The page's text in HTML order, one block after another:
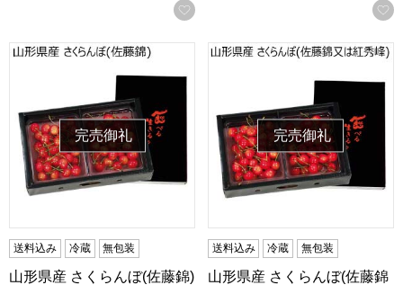
お気に入りに登録する
山形県産 さくらんぼ(佐藤錦)(お届け期間：6/11〜6/30)【夏
完売御礼
送料込み 冷蔵 無包装
山形県産 さくらんぼ(佐藤錦)
山形県産 さくらんぼ(佐藤錦
完売御礼
送料込み 冷蔵 無包装
山形県産 さくらんぼ(佐藤錦